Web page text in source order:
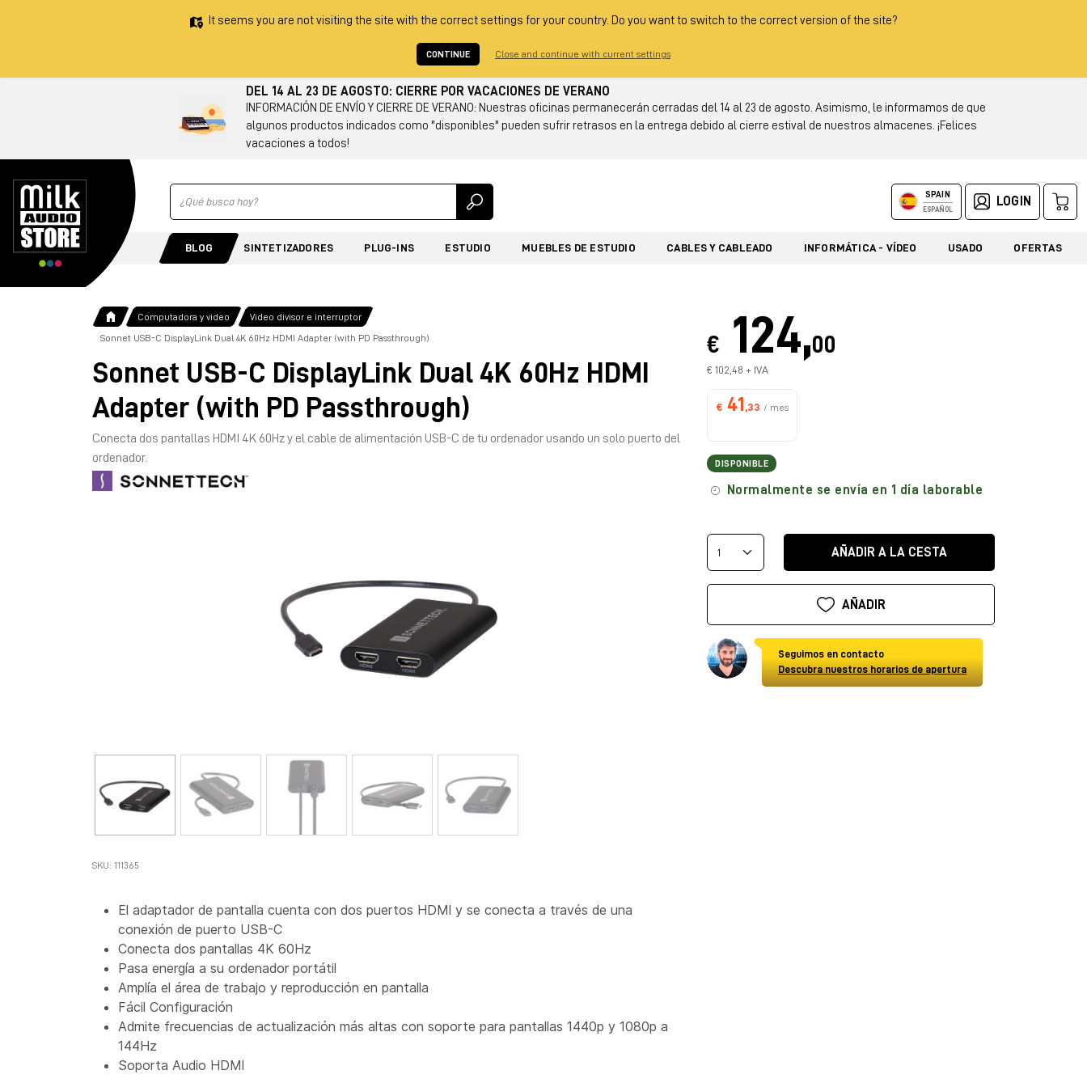
It seems you are not visiting the site with the correct settings for your country. Do you want to switch to the correct version of the site?
CONTINUE Close and continue with current settings
DEL 14 AL 23 DE AGOSTO: CIERRE POR VACACIONES DE VERANO
INFORMACIÓN DE ENVÍO Y CIERRE DE VERANO: Nuestras oficinas permanecerán cerradas del 14 al 23 de agosto. Asimismo, le informamos de que
algunos productos indicados como "disponibles" pueden sufrir retrasos en la entrega debido al cierre estival de nuestros almacenes. ¡Felices
vacaciones a todos!
Ricerca SPAIN
ESPAÑOL
LOGIN
BLOG SINTETIZADORES PLUG-INS ESTUDIO MUEBLES DE ESTUDIO CABLES Y CABLEADO INFORMÁTICA - VÍDEO USADO OFERTAS
Computadora y video Video divisor e interruptor
Sonnet USB-C DisplayLink Dual 4K 60Hz HDMI Adapter (with PD Passthrough)
Sonnet USB-C DisplayLink Dual 4K 60Hz HDMI
Adapter (with PD Passthrough)
Conecta dos pantallas HDMI 4K 60Hz y el cable de alimentación USB-C de tu ordenador usando un solo puerto del
ordenador.
SKU: 111365
El adaptador de pantalla cuenta con dos puertos HDMI y se conecta a través de una
conexión de puerto USB-C
Conecta dos pantallas 4K 60Hz
Pasa energía a su ordenador portátil
Amplía el área de trabajo y reproducción en pantalla
Fácil Configuración
Admite frecuencias de actualización más altas con soporte para pantallas 1440p y 1080p a
144Hz
Soporta Audio HDMI
€ 124,00
€ 102,48 + IVA
€ 41 ,33 / mes
DISPONIBLE
Normalmente se envía en 1 día laborable
AÑADIR A LA CESTA
AÑADIR
Seguimos en contacto
Descubra nuestros horarios de apertura